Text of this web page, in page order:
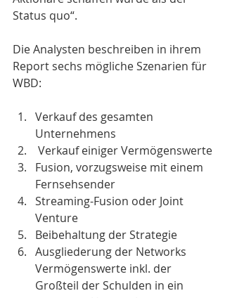
Status quo“.
Die Analysten beschreiben in ihrem
Report sechs mögliche Szenarien für
WBD:
Verkauf des gesamten
Unternehmens
Verkauf einiger Vermögenswerte
Fusion, vorzugsweise mit einem
Fernsehsender
Streaming-Fusion oder Joint
Venture
Beibehaltung der Strategie
Ausgliederung der Networks
Vermögenswerte inkl. der
Großteil der Schulden in ein